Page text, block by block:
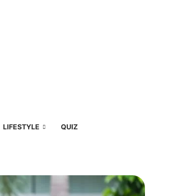
LIFESTYLE QUIZ